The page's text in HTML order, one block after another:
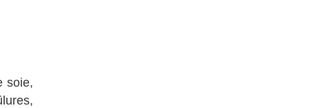
soie,